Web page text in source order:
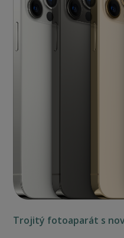
Trojitý fotoaparát s